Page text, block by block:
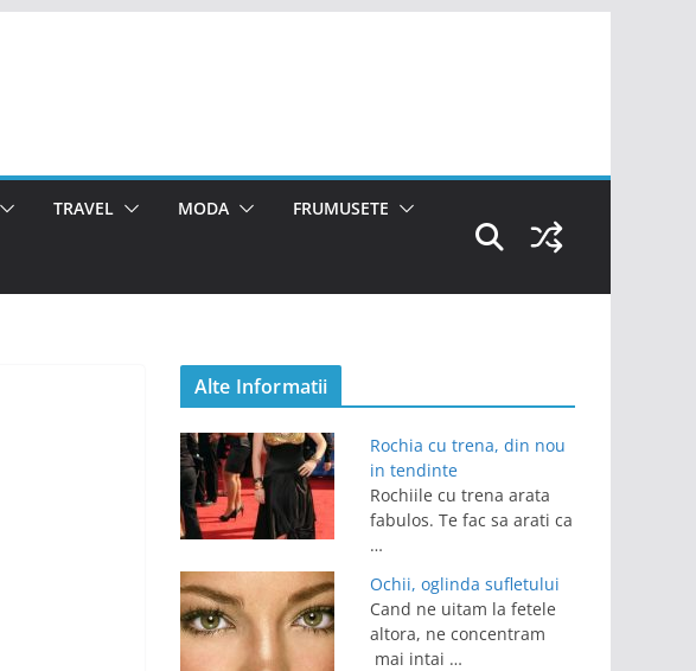
TRAVEL MODA FRUMUSETE
Alte Informatii
Rochia cu trena, din nou
in tendinte
Rochiile cu trena arata
fabulos. Te fac sa arati ca
…
Ochii, oglinda sufletului
Cand ne uitam la fetele
altora, ne concentram
mai intai …